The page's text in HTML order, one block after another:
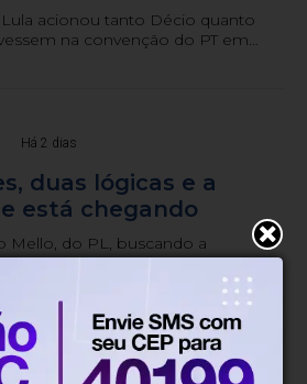
Lula acionou tanto Décio quanto
na convenção do PT em
Há 2 dias
duas lógicas e a
está chegando
Mello, do PL, buscando a
ex-prefeito de Chapecó, João
furar a bolha
Há 6 dias